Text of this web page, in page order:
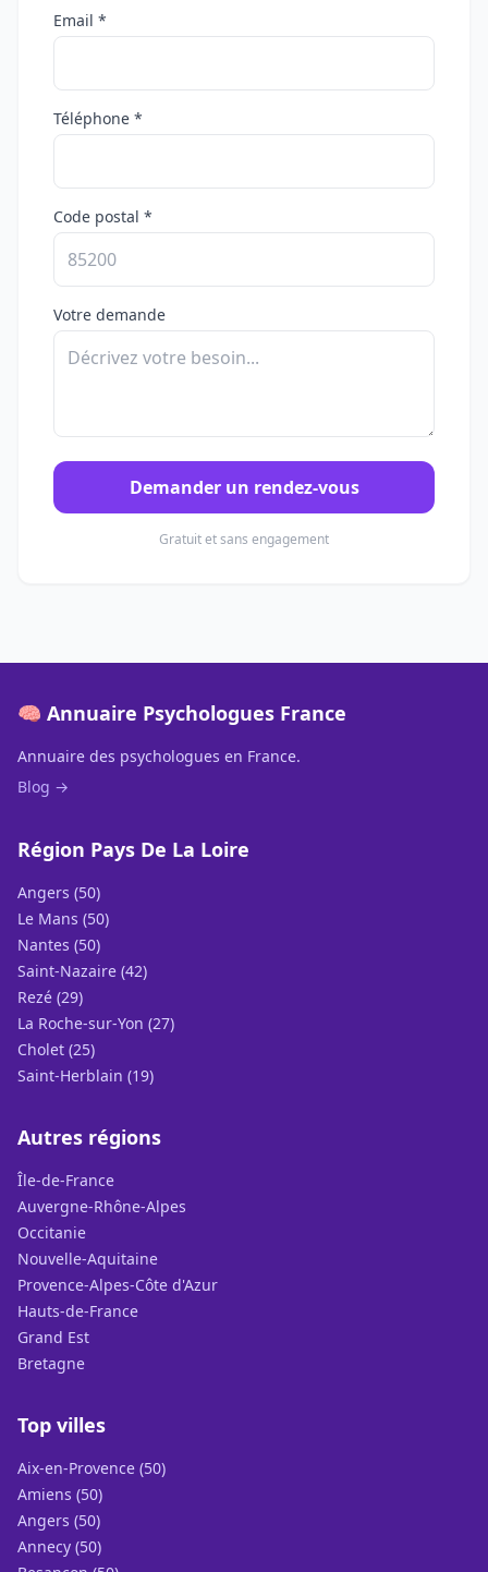
Email *
Téléphone *
Code postal *
Votre demande
Demander un rendez-vous
Gratuit et sans engagement
🧠 Annuaire Psychologues France
Annuaire des psychologues en France.
Blog →
Région Pays De La Loire
Angers (50)
Le Mans (50)
Nantes (50)
Saint-Nazaire (42)
Rezé (29)
La Roche-sur-Yon (27)
Cholet (25)
Saint-Herblain (19)
Autres régions
Île-de-France
Auvergne-Rhône-Alpes
Occitanie
Nouvelle-Aquitaine
Provence-Alpes-Côte d'Azur
Hauts-de-France
Grand Est
Bretagne
Top villes
Aix-en-Provence (50)
Amiens (50)
Angers (50)
Annecy (50)